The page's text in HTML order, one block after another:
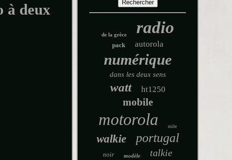
à deux
de la grèce radio
pack autorola
numérique
dans les deux sens
watt ht1250
mobile
motorola mile
walkie portugal
noir modèle talkie